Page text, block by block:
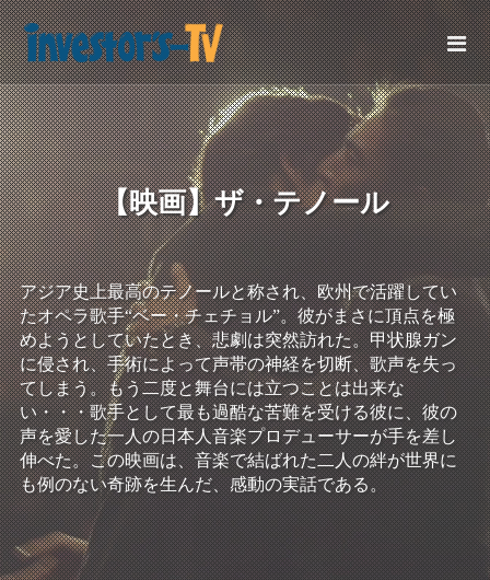
【映画】ザ・テノール
アジア史上最高のテノールと称され、欧州で活躍してい
たオペラ歌手“ベー・チェチョル”。彼がまさに頂点を極
めようとしていたとき、悲劇は突然訪れた。甲状腺ガン
に侵され、手術によって声帯の神経を切断、歌声を失っ
てしまう。もう二度と舞台には立つことは出来な
い・・・歌手として最も過酷な苦難を受ける彼に、彼の
声を愛した一人の日本人音楽プロデューサーが手を差し
伸べた。この映画は、音楽で結ばれた二人の絆が世界に
も例のない奇跡を生んだ、感動の実話である。